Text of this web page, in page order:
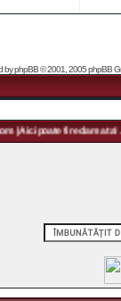
byphpBB© 2001, 2005 phpBB
poate fi reclama ta! ...